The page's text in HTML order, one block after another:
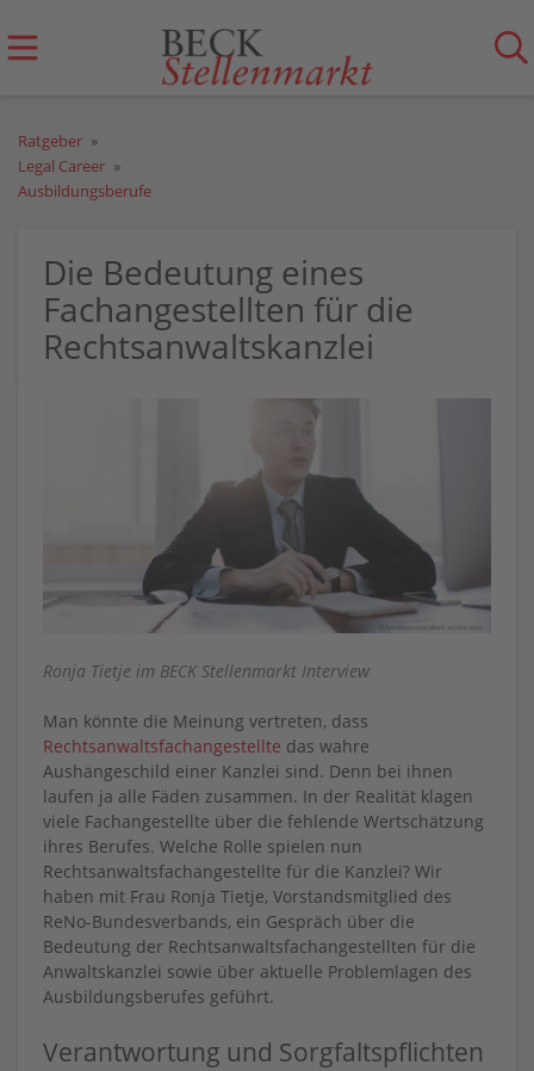
Ratgeber
Legal Career
Ausbildungsberufe
Die Bedeutung eines
Fachangestellten für die
Rechtsanwaltskanzlei
Ronja Tietje im BECK Stellenmarkt Interview
Man könnte die Meinung vertreten, dass
Rechtsanwaltsfachangestellte das wahre
Aushängeschild einer Kanzlei sind. Denn bei ihnen
laufen ja alle Fäden zusammen. In der Realität klagen
viele Fachangestellte über die fehlende Wertschätzung
ihres Berufes. Welche Rolle spielen nun
Rechtsanwaltsfachangestellte für die Kanzlei? Wir
haben mit Frau Ronja Tietje, Vorstandsmitglied des
ReNo-Bundesverbands, ein Gespräch über die
Bedeutung der Rechtsanwaltsfachangestellten für die
Anwaltskanzlei sowie über aktuelle Problemlagen des
Ausbildungsberufes geführt.
Verantwortung und Sorgfaltspflichten